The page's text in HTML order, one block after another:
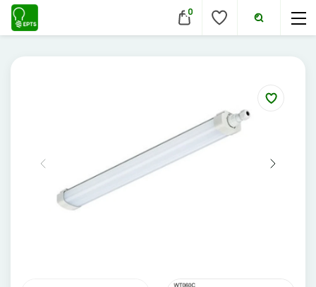
Pakabinami šviestuvai
Sieniniai šviestuvai
Įmontuojami šviestuvai
Šviestuvai nuo judesio
0